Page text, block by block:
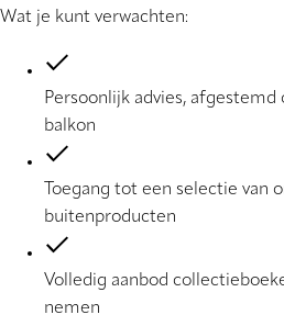
Wat je kunt verwachten:
Persoonlijk advies,
balkon
Toegang tot een selectie van
buitenproducten
Volledig aanbod
nemen